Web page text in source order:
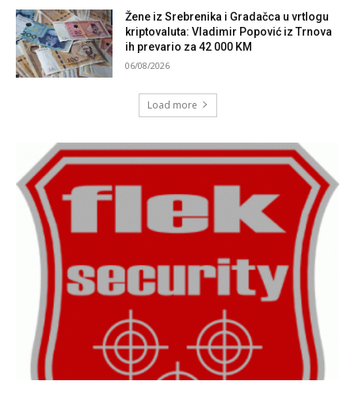
Žene iz Srebrenika i Gradačca u vrtlogu
kriptovaluta: Vladimir Popović iz Trnova
ih prevario za 42 000 KM
06/08/2026
Load more